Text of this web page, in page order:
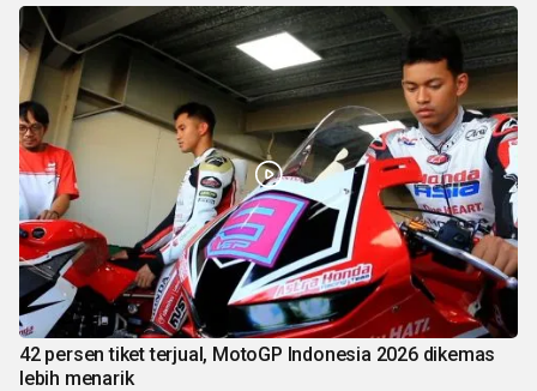
42 persen tiket terjual, MotoGP Indonesia 2026 dikemas
lebih menarik